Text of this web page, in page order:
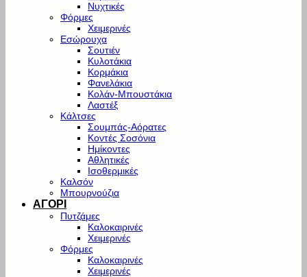
Νυχτικές
Φόρμες
Χειμερινές
Εσώρουχα
Σουτιέν
Κυλοτάκια
Κορμάκια
Φανελάκια
Κολάν-Μπουστάκια
Λαστέξ
Κάλτσες
Σουμπάς-Αόρατες
Κοντές Σοσόνια
Ημίκοντες
Αθλητικές
Ισοθερμικές
Καλσόν
Μπουρνούζια
ΑΓΟΡΙ
Πυτζάμες
Καλοκαιρινές
Χειμερινές
Φόρμες
Καλοκαιρινές
Χειμερινές